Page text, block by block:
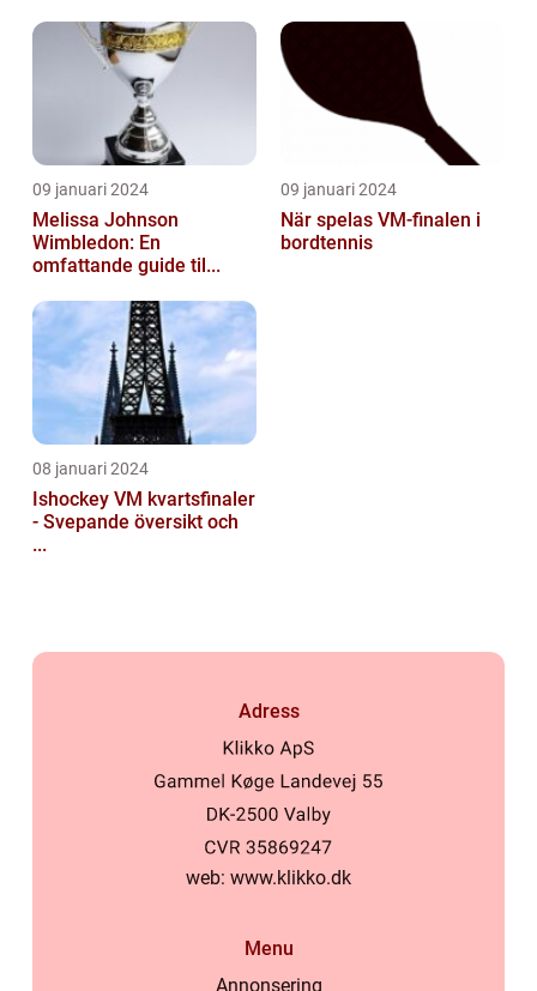
09 januari 2024
Melissa Johnson
Wimbledon: En
omfattande guide til...
09 januari 2024
När spelas VM-finalen i
bordtennis
08 januari 2024
Ishockey VM kvartsfinaler
- Svepande översikt och
...
Adress
web: www.klikko.dk
Menu
Annonsering